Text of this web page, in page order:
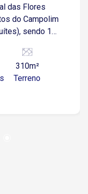
das Flores
do Campolim
sendo 1
integrada
molhada -
piscina -
310m²
Terreno